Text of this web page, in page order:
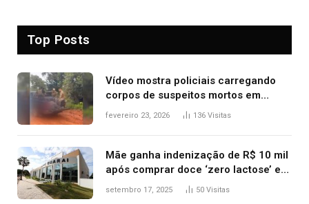
Top Posts
Vídeo mostra policiais carregando
corpos de suspeitos mortos em
confronto dentro de caminhonete
fevereiro 23, 2026 136 Visitas
Mãe ganha indenização de R$ 10 mil
após comprar doce ‘zero lactose’ e
filha ter reação alérgica grave
setembro 17, 2025 50 Visitas